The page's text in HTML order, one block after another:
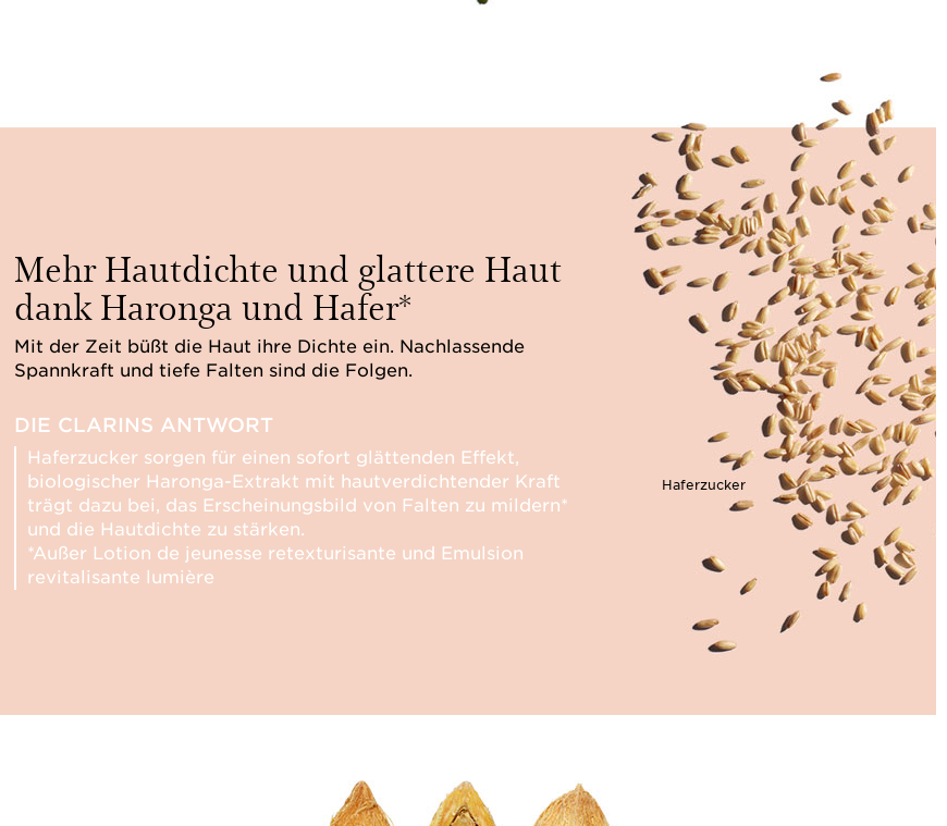
Haferzucker
Mehr Hautdichte und glattere Haut
dank Haronga und Hafer*
Mit der Zeit büßt die Haut ihre Dichte ein. Nachlassende
Spannkraft und tiefe Falten sind die Folgen.
DIE CLARINS ANTWORT
Haferzucker sorgen für einen sofort glättenden Effekt,
biologischer Haronga-Extrakt mit hautverdichtender Kraft
trägt dazu bei, das Erscheinungsbild von Falten zu mildern*
und die Hautdichte zu stärken.
*Außer Lotion de jeunesse retexturisante und Emulsion
revitalisante lumière